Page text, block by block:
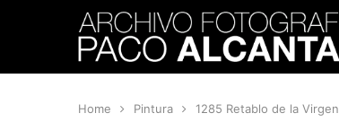
Home Pintura 1285 Retablo de la Virgen